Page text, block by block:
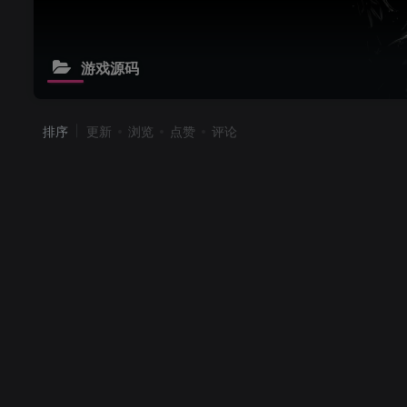
游戏源码
排序 更新 浏览 点赞 评论